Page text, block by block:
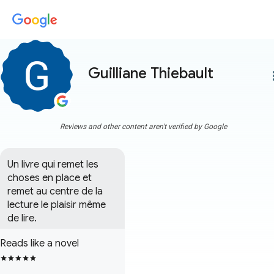
Guilliane Thiebault
Reviews and other content aren't verified by Google
Un livre qui remet les
choses en place et
remet au centre de la
lecture le plaisir même
de lire.
Reads like a novel